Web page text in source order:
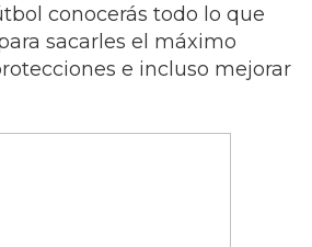
conocerás todo lo que
sacarles el máximo
e incluso mejorar